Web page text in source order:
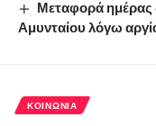
Μεταφορά ημέρας
Αμυνταίου λόγω
ΚΟΙΝΩΝΊΑ